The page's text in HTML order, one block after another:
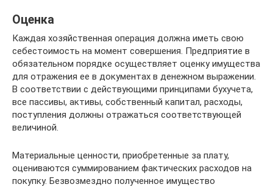
Оценка
Каждая хозяйственная операция должна иметь свою
себестоимость на момент совершения. Предприятие в
обязательном порядке осуществляет оценку имущества
для отражения ее в документах в денежном выражении.
В соответствии с действующими принципами бухучета,
все пассивы, активы, собственный капитал, расходы,
поступления должны отражаться соответствующей
величиной.
Материальные ценности, приобретенные за плату,
оцениваются суммированием фактических расходов на
покупку. Безвозмездно полученное имущество